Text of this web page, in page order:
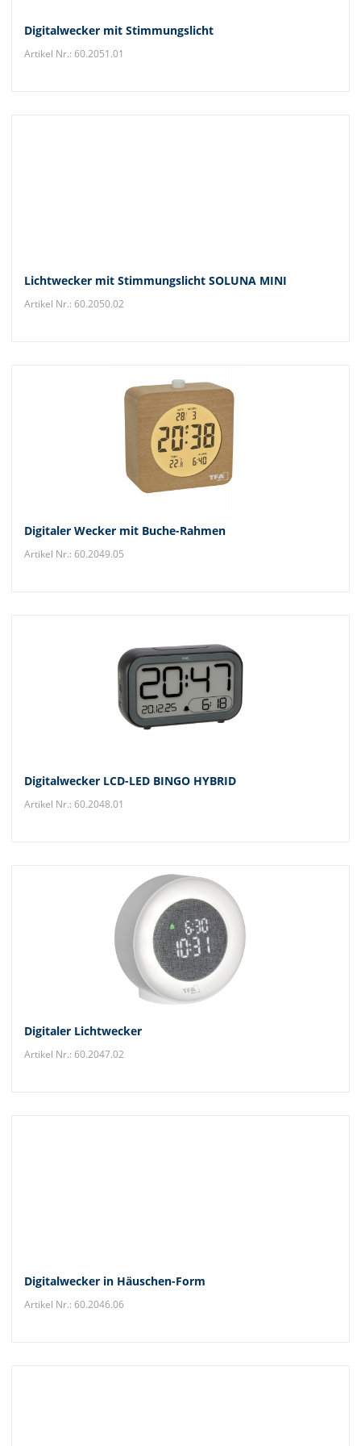
Digitalwecker mit Stimmungslicht
Artikel Nr.: 60.2051.01
Lichtwecker mit Stimmungslicht SOLUNA MINI
Artikel Nr.: 60.2050.02
Digitaler Wecker mit Buche-Rahmen
Artikel Nr.: 60.2049.05
Digitalwecker LCD-LED BINGO HYBRID
Artikel Nr.: 60.2048.01
Digitaler Lichtwecker
Artikel Nr.: 60.2047.02
Digitalwecker in Häuschen-Form
Artikel Nr.: 60.2046.06